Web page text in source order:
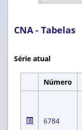
CNA - Tabelas
Série atual
Número
6784